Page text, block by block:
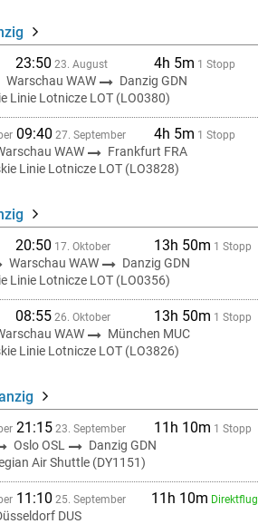
23:50 23. August 4h 5m 1 Stopp
Warschau WAW
Danzig GDN
Linie Lotnicze LOT (LO0380)
09:40 27. September 4h 5m 1 Stopp
WAW
Frankfurt FRA
Linie Lotnicze LOT (LO3828)
20:50 17. Oktober 13h 50m 1 Stopp
Warschau WAW
Danzig GDN
Linie Lotnicze LOT (LO0356)
08:55 26. Oktober 13h 50m 1 Stopp
WAW
München MUC
Linie Lotnicze LOT (LO3826)
21:15 23. September 11h 10m 1 Stopp
Oslo OSL
Danzig GDN
Air Shuttle (DY1151)
11:10 25. September 11h 10m Direktflug
DUS